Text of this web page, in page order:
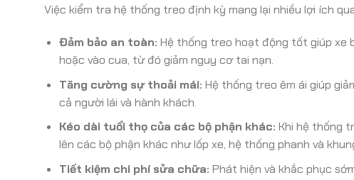
Việc kiểm tra hệ thống treo định kỳ mang lại nhiều lợi ích
Đảm bảo an toàn: Hệ thống treo hoạt động tốt giúp xe
hoặc vào cua, từ đó giảm nguy cơ tai nạn.
Tăng cường sự thoải mái: Hệ thống treo êm ái giúp
cả người lái và hành khách.
Kéo dài tuổi thọ của các bộ phận khác: Khi hệ thống
lên các bộ phận khác như lốp xe, hệ thống phanh và
Tiết kiệm chi phí sửa chữa: Phát hiện và khắc phục